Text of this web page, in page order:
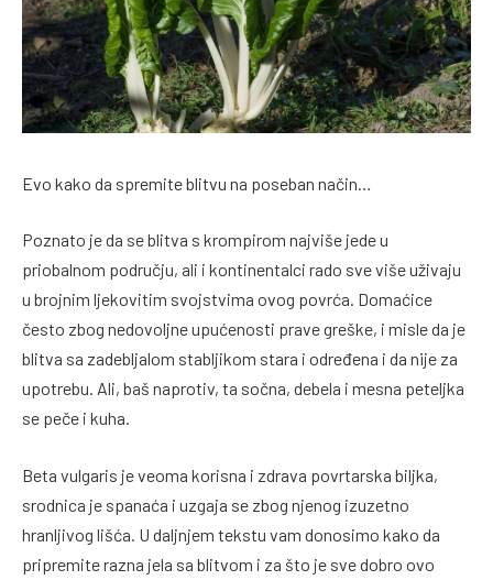
Evo kako da spremite blitvu na poseban način…
Poznato je da se blitva s krompirom najviše jede u
priobalnom području, ali i kontinentalci rado sve više uživaju
u brojnim ljekovitim svojstvima ovog povrća. Domaćice
često zbog nedovoljne upućenosti prave greške, i misle da je
blitva sa zadebljalom stabljikom stara i određena i da nije za
upotrebu. Ali, baš naprotiv, ta sočna, debela i mesna peteljka
se peče i kuha.
Beta vulgaris je veoma korisna i zdrava povrtarska biljka,
srodnica je spanaća i uzgaja se zbog njenog izuzetno
hranljivog lišća. U daljnjem tekstu vam donosimo kako da
pripremite razna jela sa blitvom i za što je sve dobro ovo